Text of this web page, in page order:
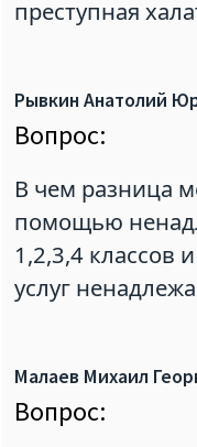
преступная
Рывкин Анатолий
Вопрос:
В чем разница
помощью
1,2,3,4 классов
услуг
Малаев Михаил
Вопрос: